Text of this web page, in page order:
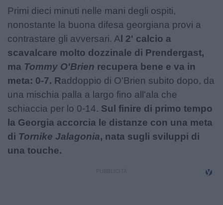
Primi dieci minuti nelle mani degli ospiti,
nonostante la buona difesa georgiana provi a
contrastare gli avversari. Al 2' calcio a
scavalcare molto dozzinale di Prendergast,
ma Tommy O'Brien recupera bene e va in
meta: 0-7. Raddoppio di O'Brien subito dopo, da
una mischia palla a largo fino all'ala che
schiaccia per lo 0-14. Sul finire di primo tempo
la Georgia accorcia le distanze con una meta
di Tornike Jalagonia, nata sugli sviluppi di
una touche.